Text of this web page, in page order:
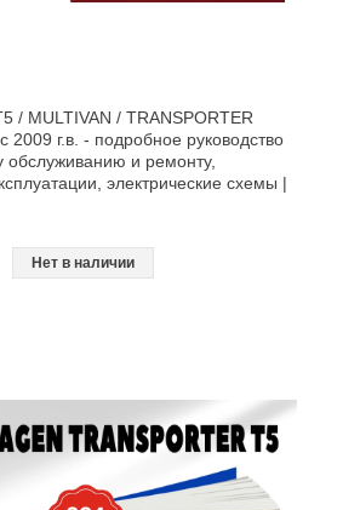
/ MULTIVAN / TRANSPORTER
2009 г.в. - подробное руководство
обслуживанию и ремонту,
электрические схемы |
Нет в наличии